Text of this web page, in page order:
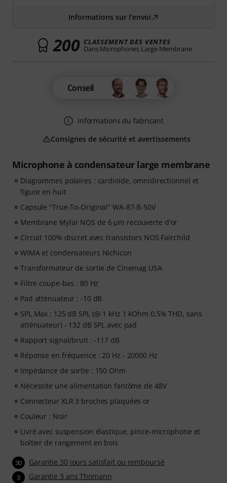
Microphone à condensateur large membrane
Diagrammes polaires : cardioïde, omnidirectionnel et
figure en huit
Capsule "True-To-Original" WA-87-B-50V
Membrane Mylar NOS de 6 µm recouverte d'or
Circuit 100% discret avec transistors NOS Fairchild
WIMA et condensateurs Nichicon
Transformateur de sortie de Cinemag USA
Filtre coupe-bas : 80 Hz
Pad atténuateur : -10 dB
SPL Max : 125 dB SPL (@ 1 kHz 1 kOhm 0,5% THD, sans
atténuateur) - 132 dB SPL avec pad
Rapport signal/bruit : -117 dB
Réponse en fréquence : 20 Hz - 20000 Hz
Impédance de sortie : 150 Ohm
Nécessite une alimentation fantôme de 48V
Connecteur XLR 3 broches plaquées or
Couleur : Noir
Livré avec suspension élastique, pince-microphone et
boîtier de rangement en bois
30 Garantie 30 jours satisfait ou remboursé
3 Garantie 3 ans Thomann
Informations sur l'envoi
200 CLASSEMENT DES VENTES
Dans Microphones Large Membrane
Conseil
Informations du fabricant
Consignes de sécurité et avertissements